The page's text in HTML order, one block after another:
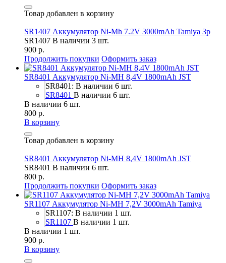
Товар добавлен в корзину
SR1407 Аккумулятор Ni-Mh 7.2V 3000mAh Tamiya 3p
SR1407 В наличии 3 шт.
900 р.
Продолжить покупки Оформить заказ
SR8401 Аккумулятор Ni-MH 8,4V 1800mAh JST
SR8401: В наличии 6 шт.
SR8401 В наличии 6 шт.
В наличии 6 шт.
800 р.
В корзину
Товар добавлен в корзину
SR8401 Аккумулятор Ni-MH 8,4V 1800mAh JST
SR8401 В наличии 6 шт.
800 р.
Продолжить покупки Оформить заказ
SR1107 Аккумулятор Ni-MH 7,2V 3000mAh Tamiya
SR1107: В наличии 1 шт.
SR1107 В наличии 1 шт.
В наличии 1 шт.
900 р.
В корзину